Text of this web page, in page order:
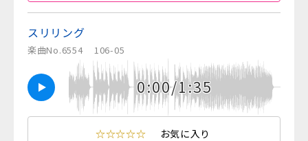
スリリング
楽曲No.6554 106-05
0:00/1:35
☆☆☆☆☆ お気に入り